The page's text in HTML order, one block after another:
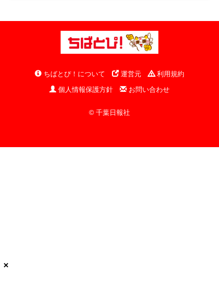
ちばとぴ！について 運営元
利用規約
個人情報保護方針
お問い合わせ
© 千葉日報社
×